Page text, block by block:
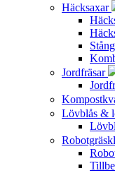
Häcksaxar
Jordfräsar
Lövblås &